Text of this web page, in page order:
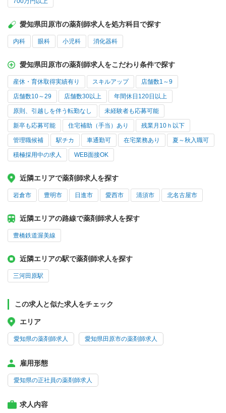
愛知県田原市の薬剤師求人を処方科目で探す
内科 眼科 小児科 消化器科
愛知県田原市の薬剤師求人をこだわり条件で探す
産休・育休取得実績有り スキルアップ 店舗数1～9
店舗数10～29 店舗数30以上 年間休日120日以上
原則、引越しを伴う転勤なし 未経験者も応募可能
新卒も応募可能 住宅補助（手当）あり 残業月10ｈ以下
管理職候補 駅チカ 車通勤可 在宅業務あり 夏～秋入職可
積極採用中の求人 WEB面接OK
近隣エリアで薬剤師求人を探す
岩倉市 豊明市 日進市 愛西市 清須市 北名古屋市
近隣エリアの路線で薬剤師求人を探す
豊橋鉄道渥美線
近隣エリアの駅で薬剤師求人を探す
三河田原駅
この求人と似た求人をチェック
エリア
愛知県の薬剤師求人 愛知県田原市の薬剤師求人
雇用形態
愛知県の正社員の薬剤師求人
求人内容